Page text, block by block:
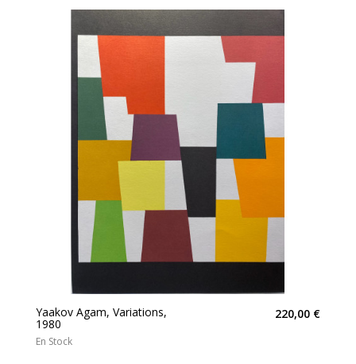
Yaakov Agam, Variations,
1980
220,00 €
En Stock